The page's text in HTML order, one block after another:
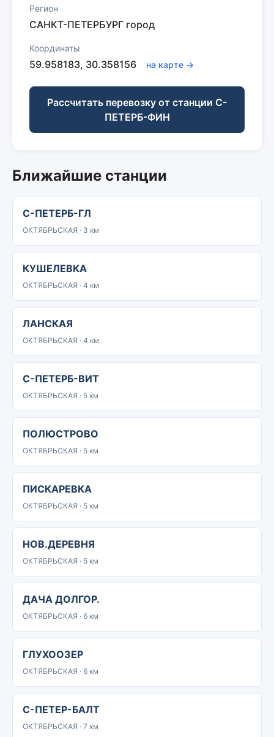
Регион
САНКТ-ПЕТЕРБУРГ город
Координаты
59.958183, 30.358156 на карте →
Рассчитать перевозку от станции С-
ПЕТЕРБ-ФИН
Ближайшие станции
С-ПЕТЕРБ-ГЛ
ОКТЯБРЬСКАЯ · 3 км
КУШЕЛЕВКА
ОКТЯБРЬСКАЯ · 4 км
ЛАНСКАЯ
ОКТЯБРЬСКАЯ · 4 км
С-ПЕТЕРБ-ВИТ
ОКТЯБРЬСКАЯ · 5 км
ПОЛЮСТРОВО
ОКТЯБРЬСКАЯ · 5 км
ПИСКАРЕВКА
ОКТЯБРЬСКАЯ · 5 км
НОВ.ДЕРЕВНЯ
ОКТЯБРЬСКАЯ · 5 км
ДАЧА ДОЛГОР.
ОКТЯБРЬСКАЯ · 6 км
ГЛУХООЗЕР
ОКТЯБРЬСКАЯ · 6 км
С-ПЕТЕР-БАЛТ
ОКТЯБРЬСКАЯ · 7 км